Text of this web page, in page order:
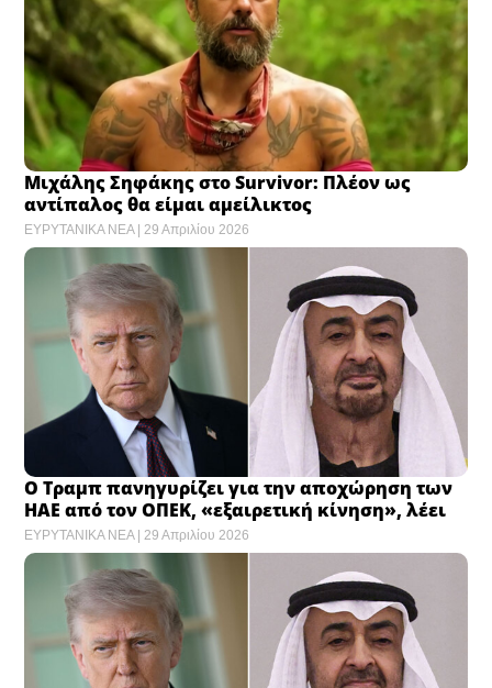
Μιχάλης Σηφάκης στο Survivor: Πλέον ως
αντίπαλος θα είμαι αμείλικτος
ΕΥΡΥΤΑΝΙΚΑ ΝΕΑ 29 Απριλίου 2026
Ο Τραμπ πανηγυρίζει για την αποχώρηση των
ΗΑΕ από τον ΟΠΕΚ, «εξαιρετική κίνηση», λέει
ΕΥΡΥΤΑΝΙΚΑ ΝΕΑ 29 Απριλίου 2026